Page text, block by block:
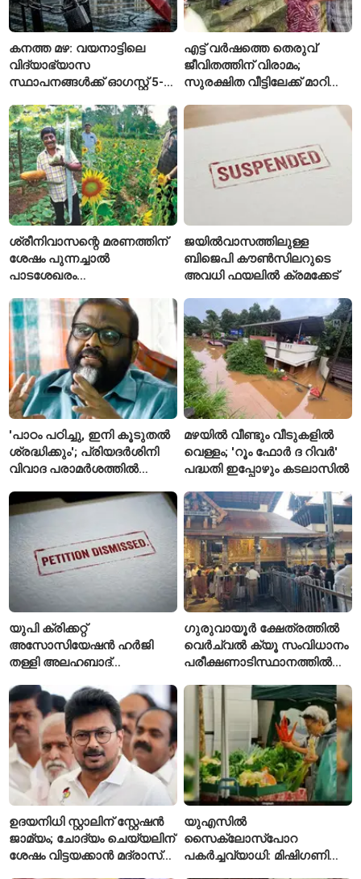
കനത്ത മഴ: വയനാട്ടിലെ
വിദ്യാഭ്യാസ
സ്ഥാപനങ്ങൾക്ക് ഓഗസ്റ്റ് 5-ന്
എട്ട് വർഷത്തെ തെരുവ്
ജീവിതത്തിന് വിരാമം;
സുരക്ഷിത വീട്ടിലേക്ക് മാറി
ശ്രീനിവാസന്റെ മരണത്തിന്
ശേഷം പുന്നച്ചാൽ
പാടശേഖരം
കർഷകർ
ജയിൽവാസത്തിലുള്ള
ബിജെപി കൗൺസിലറുടെ
അവധി ഫയലിൽ ക്രമക്കേട്
'പാഠം പഠിച്ചു, ഇനി കൂടുതൽ
ശ്രദ്ധിക്കും'; പ്രിയദർശിനി
വിവാദ പരാമർശത്തിൽ
സി.പി. ജോൺ
മഴയിൽ വീണ്ടും വീടുകളിൽ
വെള്ളം; 'റൂം ഫോർ ദ റിവർ'
പദ്ധതി ഇപ്പോഴും കടലാസിൽ
യുപി ക്രിക്കറ്റ്
അസോസിയേഷൻ ഹർജി
തള്ളി അലഹബാദ്
ഗുരുവായൂർ ക്ഷേത്രത്തിൽ
വെർച്വൽ ക്യൂ സംവിധാനം
പരീക്ഷണാടിസ്ഥാനത്തിൽ
ഉദയനിധി സ്റ്റാലിന് സ്റ്റേഷൻ
ജാമ്യം; ചോദ്യം ചെയ്യലിന്
ശേഷം വിട്ടയക്കാൻ മദ്രാസ്
യുഎസിൽ
സൈക്ലോസ്പോറ
പകർച്ചവ്യാധി: മിഷിഗണിൽ